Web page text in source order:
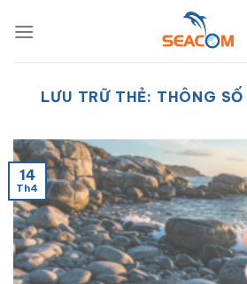
qua
LƯU TRỮ THẺ: THÔNG
14
Th4